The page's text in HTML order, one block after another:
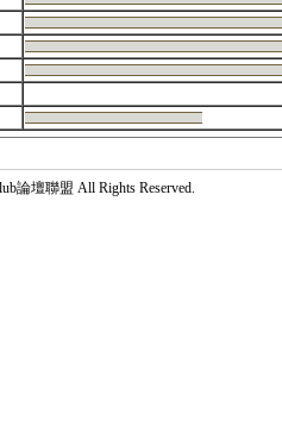
論壇聯盟 All Rights Reserved.